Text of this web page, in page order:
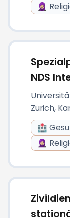
🧕🏼
NDS
Zürich,
🏥
🧕🏼